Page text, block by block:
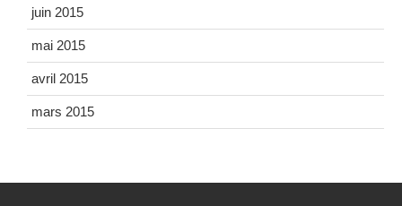
juin 2015
mai 2015
avril 2015
mars 2015